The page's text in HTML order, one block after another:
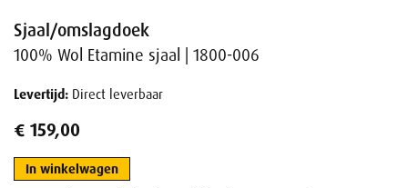
Sjaal/omslagdoek
100% Wol Etamine sjaal | 1800-006
Levertijd: Direct leverbaar
€ 159,00
In winkelwagen